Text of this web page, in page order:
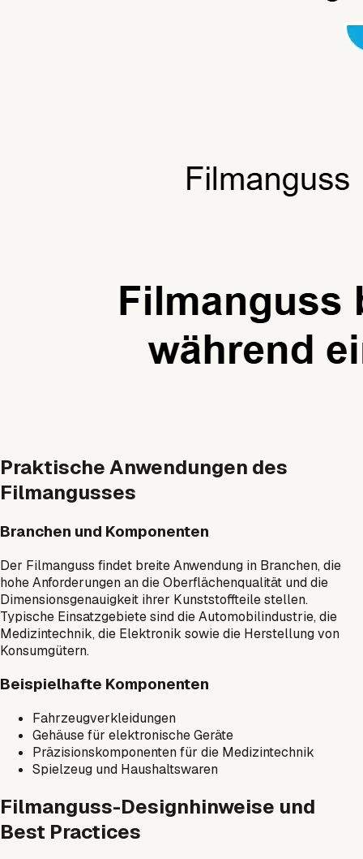
Praktische Anwendungen des
Filmangusses
Branchen und Komponenten
Der Filmanguss findet breite Anwendung in Branchen, die
hohe Anforderungen an die Oberflächenqualität und die
Dimensionsgenauigkeit ihrer Kunststoffteile stellen.
Typische Einsatzgebiete sind die Automobilindustrie, die
Medizintechnik, die Elektronik sowie die Herstellung von
Konsumgütern.
Beispielhafte Komponenten
Fahrzeugverkleidungen
Gehäuse für elektronische Geräte
Präzisionskomponenten für die Medizintechnik
Spielzeug und Haushaltswaren
Filmanguss-Designhinweise und
Best Practices